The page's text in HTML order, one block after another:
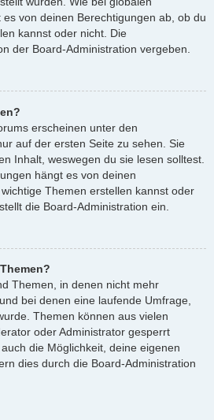
von deinen Berechtigungen ab, ob du
kannst oder nicht. Die
der Board-Administration vergeben.
erscheinen unter den
auf der ersten Seite zu sehen. Sie
Inhalt, weswegen du sie lesen solltest.
hängt es von deinen
Themen erstellen kannst oder
die Board-Administration ein.
Themen, in denen nicht mehr
bei denen eine laufende Umfrage,
Themen können aus vielen
oder Administrator gesperrt
die Möglichkeit, deine eigenen
dies durch die Board-Administration